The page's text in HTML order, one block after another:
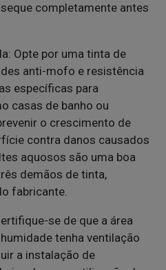
completamente antes
Opte por uma tinta de
anti-mofo e resistência
específicas para
casas de banho ou
o crescimento de
contra danos causados
aquosos são uma boa
demãos de tinta,
fabricante.
se de que a área
tenha ventilação
a instalação de